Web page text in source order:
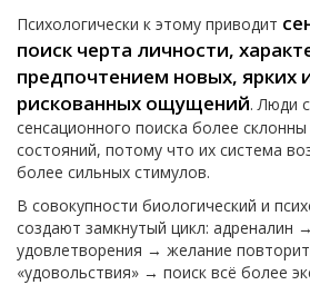
Психологически к этому приводит
поиск черта личности,
предпочтением новых, ярких
рискованных ощущений. Люди
сенсационного поиска более
состояний, потому что их система
более сильных стимулов.
В совокупности биологический и
создают замкнутый цикл:
удовлетворения → желание
«удовольствия» → поиск всё более